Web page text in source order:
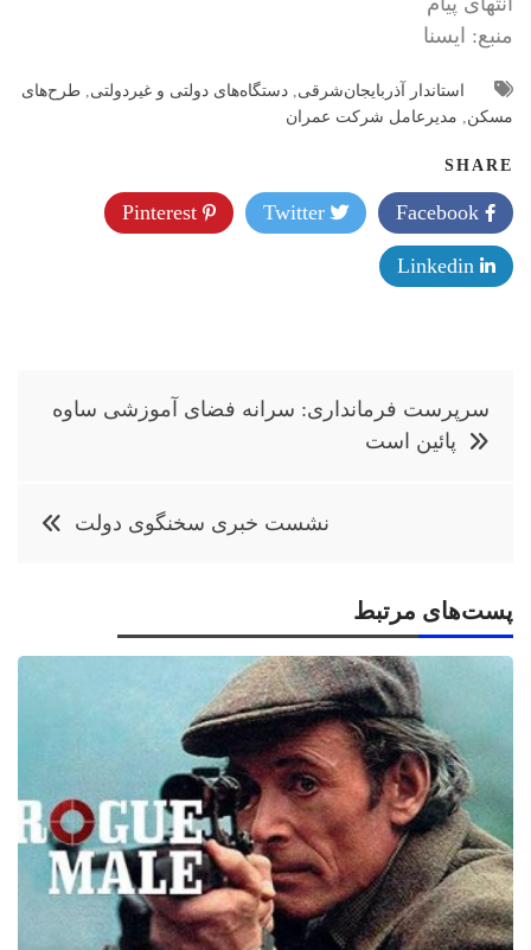
منبع: ايسنا
استاندار آذربایجان‌شرقی, دستگاه‌های دولتی و غیردولتی, طرح‌های
مسکن, مدیرعامل شرکت عمران
SHARE
Twitter
نوشته
سرپرست فرمانداری: سرانه فضای آموزشی ساوه
پائین است
نشست خبری سخنگوی دولت
پست‌های مرتبط